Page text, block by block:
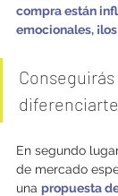
compra están
emocionales,
diferenciarte
En segundo
de mercado
una propuesta